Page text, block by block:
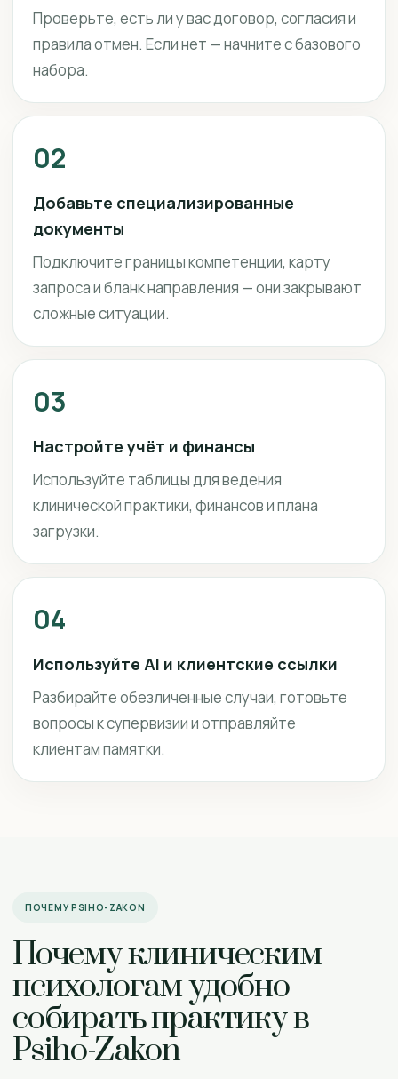
Проверьте, есть ли у вас договор, согласия и
правила отмен. Если нет — начните с базового
набора.
02
Добавьте специализированные
документы
Подключите границы компетенции, карту
запроса и бланк направления — они закрывают
сложные ситуации.
03
Настройте учёт и финансы
Используйте таблицы для ведения
клинической практики, финансов и плана
загрузки.
04
Используйте AI и клиентские ссылки
Разбирайте обезличенные случаи, готовьте
вопросы к супервизии и отправляйте
клиентам памятки.
ПОЧЕМУ PSIHO-ZAKON
Почему клиническим
психологам удобно
собирать практику в
Psiho-Zakon